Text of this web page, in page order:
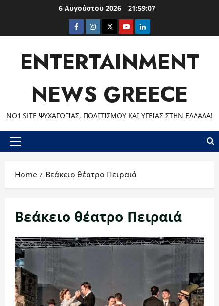
6 Αυγούστου 2026 21:59:07
Facebook
Instagram
TwitterYoutubeLinkedIn
ENTERTAINMENT
NEWS GREECE
ΝΟ1 SITE ΨΥΧΑΓΩΓΊΑΣ, ΠΟΛΙΤΙΣΜΟΎ ΚΑΙ ΥΓΕΊΑΣ ΣΤΗΝ ΕΛΛΆΔΑ!
Primary
Home Βεάκειο θέατρο Πειραιά
Βεάκειο θέατρο Πειραιά